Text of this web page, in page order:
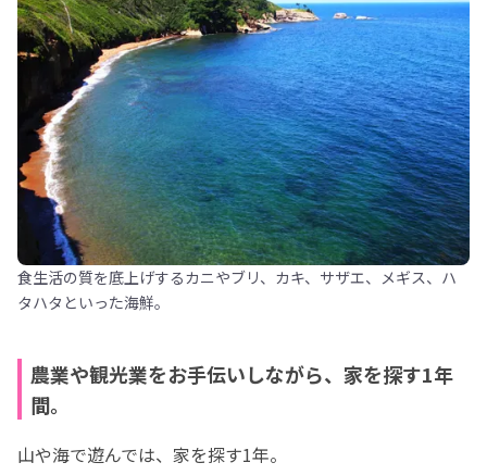
食生活の質を底上げするカニやブリ、カキ、サザエ、メギス、ハ
タハタといった海鮮。
農業や観光業をお手伝いしながら、家を探す1年
間。
山や海で遊んでは、家を探す1年。